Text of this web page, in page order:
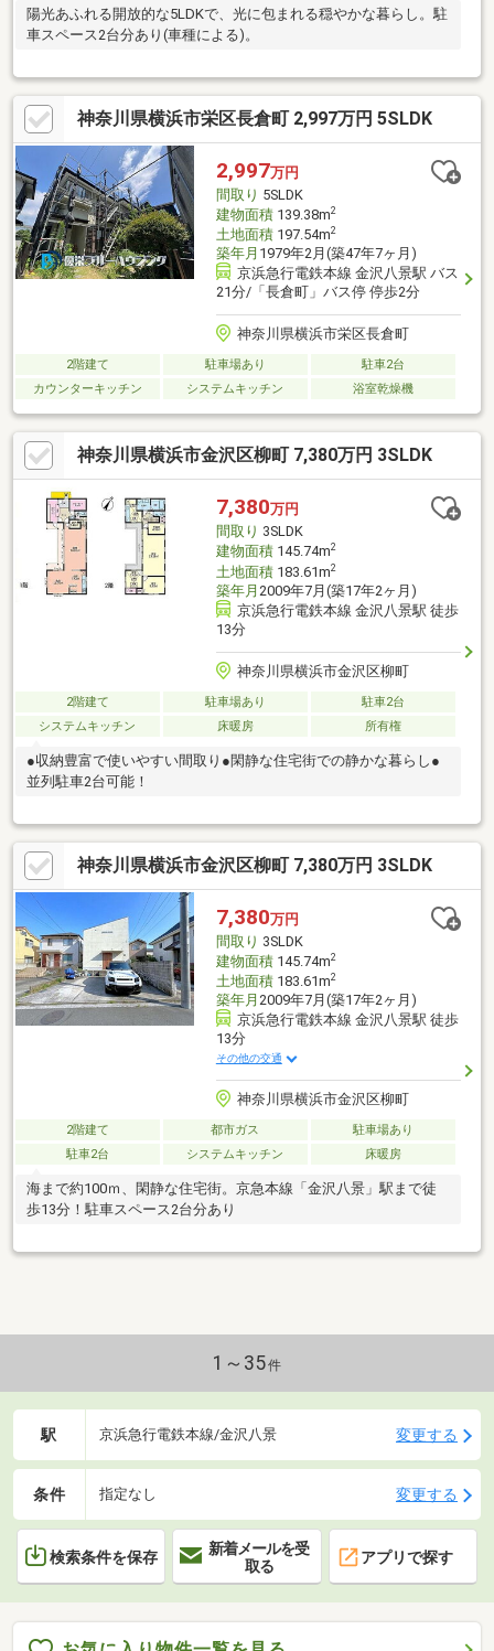
陽光あふれる開放的な5LDKで、光に包まれる穏やかな暮らし。駐
車スペース2台分あり(車種による)。
神奈川県横浜市栄区長倉町 2,997万円 5SLDK
2,997万円
間取り 5SLDK
建物面積139.38m2
土地面積197.54m2
築年月 1979年2月(築47年7ヶ月)
京浜急行電鉄本線 金沢八景駅 バス
21分/「長倉町」バス停 停歩2分
神奈川県横浜市栄区長倉町
2階建て 駐車場あり
駐車2台
カウンターキッチン
システムキッチン 浴室乾燥機
神奈川県横浜市金沢区柳町 7,380万円 3SLDK
7,380万円
間取り 3SLDK
建物面積145.74m2
土地面積183.61m2
築年月 2009年7月(築17年2ヶ月)
京浜急行電鉄本線 金沢八景駅 徒歩
13分
神奈川県横浜市金沢区柳町
2階建て 駐車場あり
駐車2台
システムキッチン
床暖房 所有権
●収納豊富で使いやすい間取り●閑静な住宅街での静かな暮らし●
並列駐車2台可能！
神奈川県横浜市金沢区柳町 7,380万円 3SLDK
7,380万円
間取り 3SLDK
建物面積145.74m2
土地面積183.61m2
築年月 2009年7月(築17年2ヶ月)
京浜急行電鉄本線 金沢八景駅 徒歩
13分
その他の交通
神奈川県横浜市金沢区柳町
2階建て 都市ガス
駐車場あり
駐車2台
システムキッチン 床暖房
海まで約100ｍ、閑静な住宅街。京急本線「金沢八景」駅まで徒
歩13分！駐車スペース2台分あり
1～35件
駅 京浜急行電鉄本線/金沢八景 変更する
条件 指定なし 変更する
検索条件を保存
新着メールを受
取る
アプリで探す